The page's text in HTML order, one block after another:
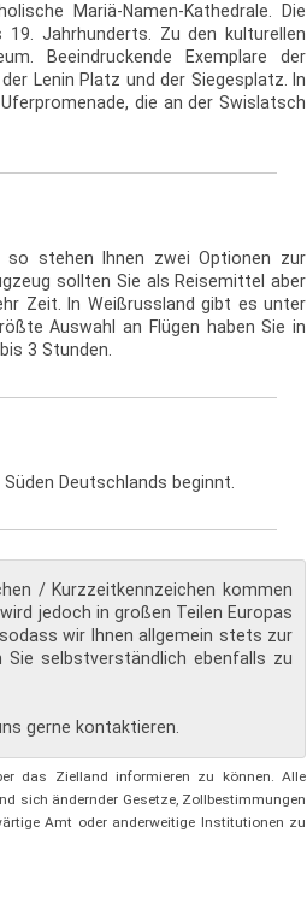
Mariä-Namen-Kathedrale. Die
Jahrhunderts. Zu den kulturellen
Beeindruckende Exemplare der
Lenin Platz und der Siegesplatz. In
die an der Swislatsch
so stehen Ihnen zwei Optionen zur
sollten Sie als Reisemittel aber
Zeit. In Weißrussland gibt es unter
Auswahl an Flügen haben Sie in
3 Stunden.
Deutschlands beginnt.
/ Kurzzeitkennzeichen kommen
jedoch in großen Teilen Europas
wir Ihnen allgemein stets zur
Sie selbstverständlich ebenfalls zu
gerne kontaktieren.
das Zielland informieren zu können. Alle
sich ändernder Gesetze, Zollbestimmungen
Amt oder anderweitige Institutionen zu